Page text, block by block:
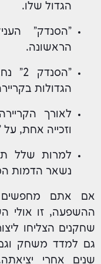
הגדול שלו.
"הסנדק"
הראשונה.
הגדולות
לאורך
וזכייה אחת, על
למרות שלל
נשאר הדמות
אם אתם מחפשים
ההשפעה, זו אולי
שחקנים הצליחו
גם למדד משחק
שנים אחרי